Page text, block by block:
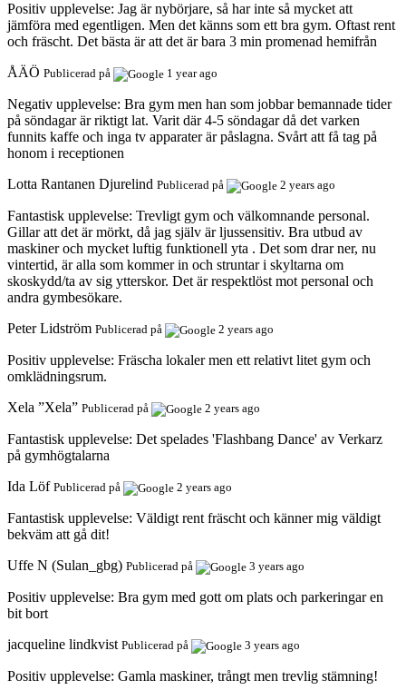
Positiv upplevelse: Jag är nybörjare, så har inte så mycket att
jämföra med egentligen. Men det känns som ett bra gym. Oftast rent
och fräscht. Det bästa är att det är bara 3 min promenad hemifrån
ÅÄÖ Publicerad på 1 year ago
Negativ upplevelse: Bra gym men han som jobbar bemannade tider
på söndagar är riktigt lat. Varit där 4-5 söndagar då det varken
funnits kaffe och inga tv apparater är påslagna. Svårt att få tag på
honom i receptionen
Lotta Rantanen Djurelind Publicerad på 2 years ago
Fantastisk upplevelse: Trevligt gym och välkomnande personal.
Gillar att det är mörkt, då jag själv är ljussensitiv. Bra utbud av
maskiner och mycket luftig funktionell yta . Det som drar ner, nu
vintertid, är alla som kommer in och struntar i skyltarna om
skoskydd/ta av sig ytterskor. Det är respektlöst mot personal och
andra gymbesökare.
Peter Lidström Publicerad på 2 years ago
Positiv upplevelse: Fräscha lokaler men ett relativt litet gym och
omklädningsrum.
Xela ”Xela” Publicerad på 2 years ago
Fantastisk upplevelse: Det spelades 'Flashbang Dance' av Verkarz
på gymhögtalarna
Ida Löf Publicerad på 2 years ago
Fantastisk upplevelse: Väldigt rent fräscht och känner mig väldigt
bekväm att gå dit!
Uffe N (Sulan_gbg) Publicerad på 3 years ago
Positiv upplevelse: Bra gym med gott om plats och parkeringar en
bit bort
jacqueline lindkvist Publicerad på 3 years ago
Positiv upplevelse: Gamla maskiner, trångt men trevlig stämning!